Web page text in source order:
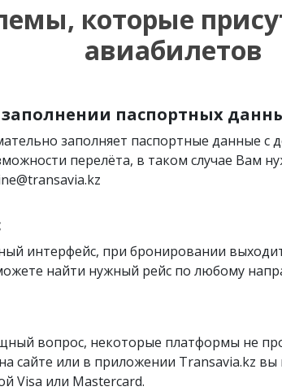
которые
авиабилетов
паспортных
заполняет паспортные данные
перелёта, в таком случае Вам
интерфейс, при бронировании
найти нужный рейс по любому
вопрос, некоторые платформы не
сайте или в приложении Transavia.kz
Visa или Mastercard.